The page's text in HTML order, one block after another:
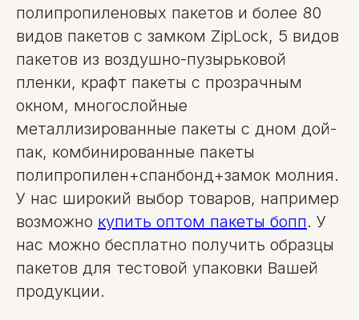
полипропиленовых пакетов и более 80
видов пакетов c замком ZipLock, 5 видов
пакетов из воздушно-пузырьковой
пленки, крафт пакеты с прозрачным
окном, многослойные
металлизированные пакеты с дном дой-
пак, комбинированные пакеты
полипропилен+спанбонд+замок молния.
У нас широкий выбор товаров, например
возможно купить оптом пакеты бопп. У
нас можно бесплатно получить образцы
пакетов для тестовой упаковки Вашей
продукции.